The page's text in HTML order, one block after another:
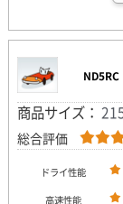
ND5RC
商品サイズ：
総合評価
ドライ性能
高速性能